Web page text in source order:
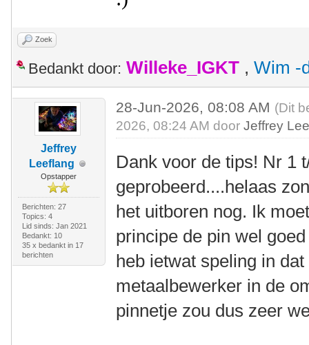
Zoek
Bedankt door: Willeke_IGKT , Wim -
Jeffrey
Leeflang
Opstapper
Berichten: 27
Topics: 4
Lid sinds: Jan 2021
Bedankt: 10
35 x bedankt in 17
berichten
28-Jun-2026, 08:08 AM (Dit
2026, 08:24 AM doorJeffrey
Dank voor de tips! Nr 1
geprobeerd....helaas
het uitboren nog. Ik
principe de pin wel
heb ietwat speling in
metaalbewerker in de
pinnetje zou dus zeer